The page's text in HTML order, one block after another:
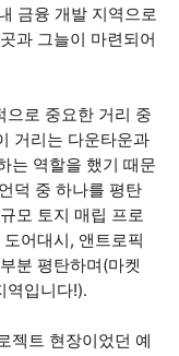
금융 개발 지역으로
과 그늘이 마련되어
으로 중요한 거리 중
거리는 다운타운과
는 역할을 했기 때문
덕 중 하나를 평탄
모 토지 매립 프로
어대시, 앤트로픽
분 평탄하며(마켓
역입니다!).
젝트 현장이었던 예